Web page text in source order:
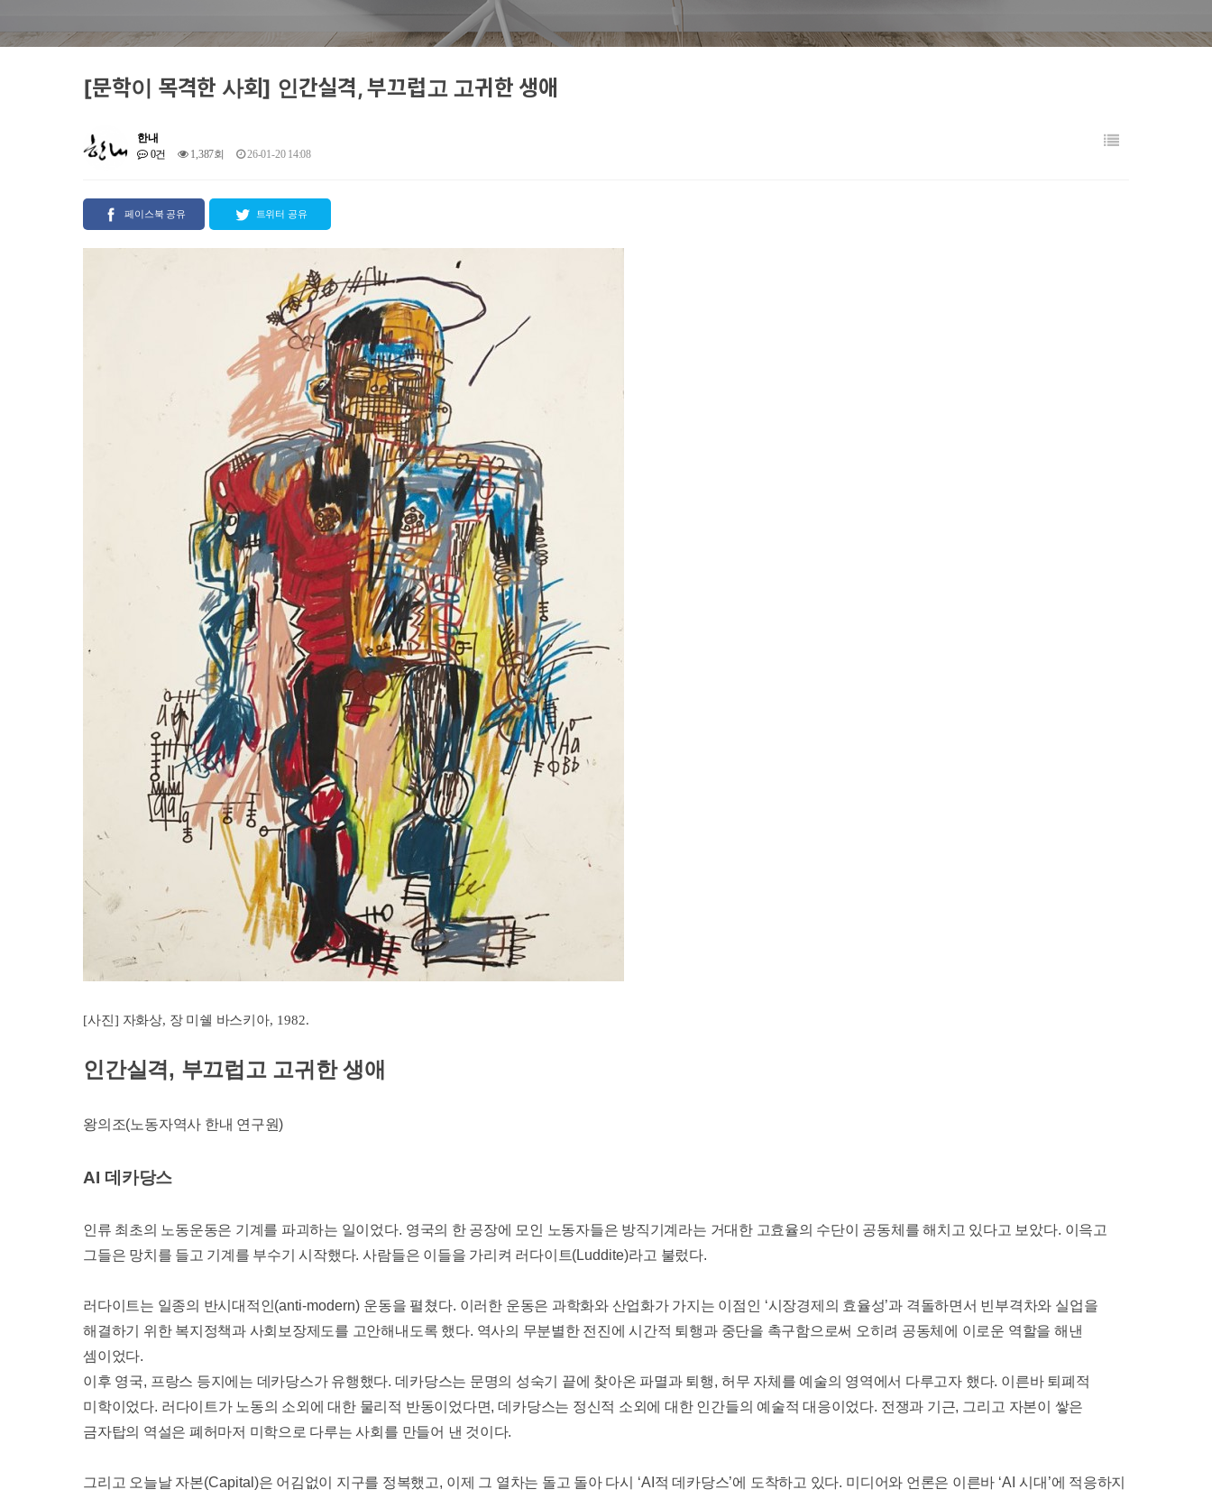
[문학이 목격한 사회] 인간실격, 부끄럽고 고귀한 생애
한내
0건
1,387회 26-01-20 14:08
페이스북 공유 트위터 공유
[사진 ] 자화상, 장 미쉘 바스키아, 1982.
인간실격, 부끄럽고 고귀한 생애
왕의조(노동자역사 한내 연구원)
AI 데카당스
인류 최초의 노동운동은 기계를 파괴하는 일이었다. 영국의 한 공장에 모인 노동자들은 방직기계라는 거대한 고효율의 수단이 공동체를 해치고 있다고 보았다. 이윽고
그들은 망치를 들고 기계를 부수기 시작했다.사람들은 이들을 가리켜 러다이트(Luddite)라고 불렀다.
러다이트는 일종의 반시대적인(anti-modern) 운동을 펼쳤다. 이러한 운동은 과학화와 산업화가 가지는 이점인 ‘시장경제의 효율성’과 격돌하면서 빈부격차와 실업을
해결하기 위한 복지정책과 사회보장제도를 고안해내도록 했다. 역사의 무분별한 전진에 시간적 퇴행과 중단을 촉구함으로써 오히려 공동체에 이로운 역할을 해낸
셈이었다.
이후 영국, 프랑스 등지에는 데카당스가 유행했다.데카당스는 문명의 성숙기 끝에 찾아온 파멸과 퇴행, 허무 자체를 예술의 영역에서 다루고자 했다. 이른바 퇴폐적
미학이었다. 러다이트가 노동의 소외에 대한 물리적 반동이었다면,데카당스는 정신적 소외에 대한 인간들의 예술적 대응이었다. 전쟁과 기근, 그리고 자본이 쌓은
금자탑의 역설은 폐허마저 미학으로 다루는 사회를 만들어 낸 것이다.
그리고 오늘날 자본(Capital)은 어김없이 지구를 정복했고, 이제 그 열차는 돌고 돌아 다시 ‘AI 적 데카당스’에 도착하고 있다. 미디어와 언론은 이른바 ‘AI 시대 ’에 적응하지